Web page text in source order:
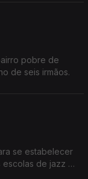
pobre de
de seis irmãos.
se estabelecer
de jazz da